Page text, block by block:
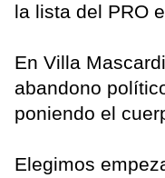
la lista del PRO
En Villa
abandono
poniendo el
Elegimos